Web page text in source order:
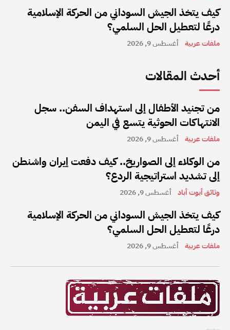
كيف يتخذ الجيش السوداني من الحركة الإسلامية
درعًا لتعطيل الحل السلمي؟
ملفات عربية أغسطس 9, 2026
أحدث المقالات
من تجنيد الأطفال إلى استهداف السفن.. سجل
الانتهاكات الحوثية يتسع في اليمن
ملفات عربية أغسطس 9, 2026
من الوكلاء إلى الصواريخ.. كيف دفعت إيران واشنطن
إلى تشديد استراتيجية الردع؟
وثائق أبوت أباد أغسطس 9, 2026
كيف يتخذ الجيش السوداني من الحركة الإسلامية
درعًا لتعطيل الحل السلمي؟
ملفات عربية أغسطس 9, 2026